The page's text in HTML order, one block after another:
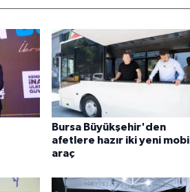
Bursa Büyükşehir'den
afetlere hazır iki yeni mobil
araç